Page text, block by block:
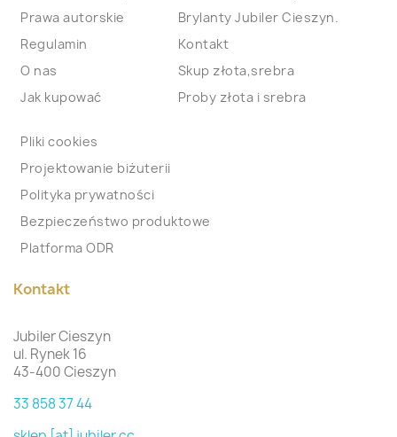
Prawa autorskie
Regulamin
O nas
Jak kupować
Brylanty Jubiler Cieszyn.
Kontakt
Skup złota,srebra
Proby złota i srebra
Pliki cookies
Projektowanie biżuterii
Polityka prywatności
Bezpieczeństwo produktowe
Platforma ODR
Kontakt
Jubiler Cieszyn
ul. Rynek 16
43-400 Cieszyn
33 858 37 44